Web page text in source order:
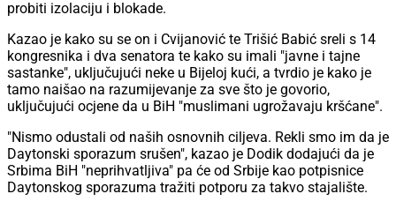
probiti izolaciju i blokade.
Kazao je kako su se on i Cvijanović te Trišić Babić sreli s 14
kongresnika i dva senatora te kako su imali "javne i tajne
sastanke", uključujući neke u Bijeloj kući, a tvrdio je kako je
tamo naišao na razumijevanje za sve što je govorio,
uključujući ocjene da u BiH "muslimani ugrožavaju kršćane".
"Nismo odustali od naših osnovnih ciljeva. Rekli smo im da je
Daytonski sporazum srušen", kazao je Dodik dodajući da je
Srbima BiH "neprihvatljiva" pa će od Srbije kao potpisnice
Daytonskog sporazuma tražiti potporu za takvo stajalište.